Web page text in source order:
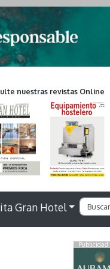
nuestras revistas Online
Gran Hotel
Publicidad